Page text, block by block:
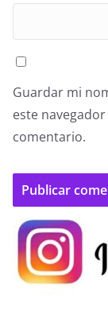
Guardar mi
este
comentario.